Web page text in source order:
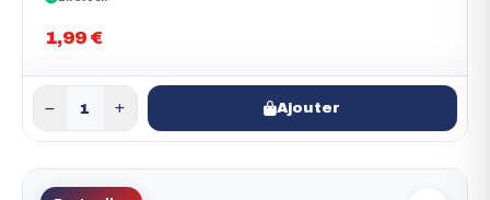
1,99 €
Ajouter